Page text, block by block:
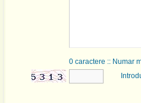
0 caractere :: Numar